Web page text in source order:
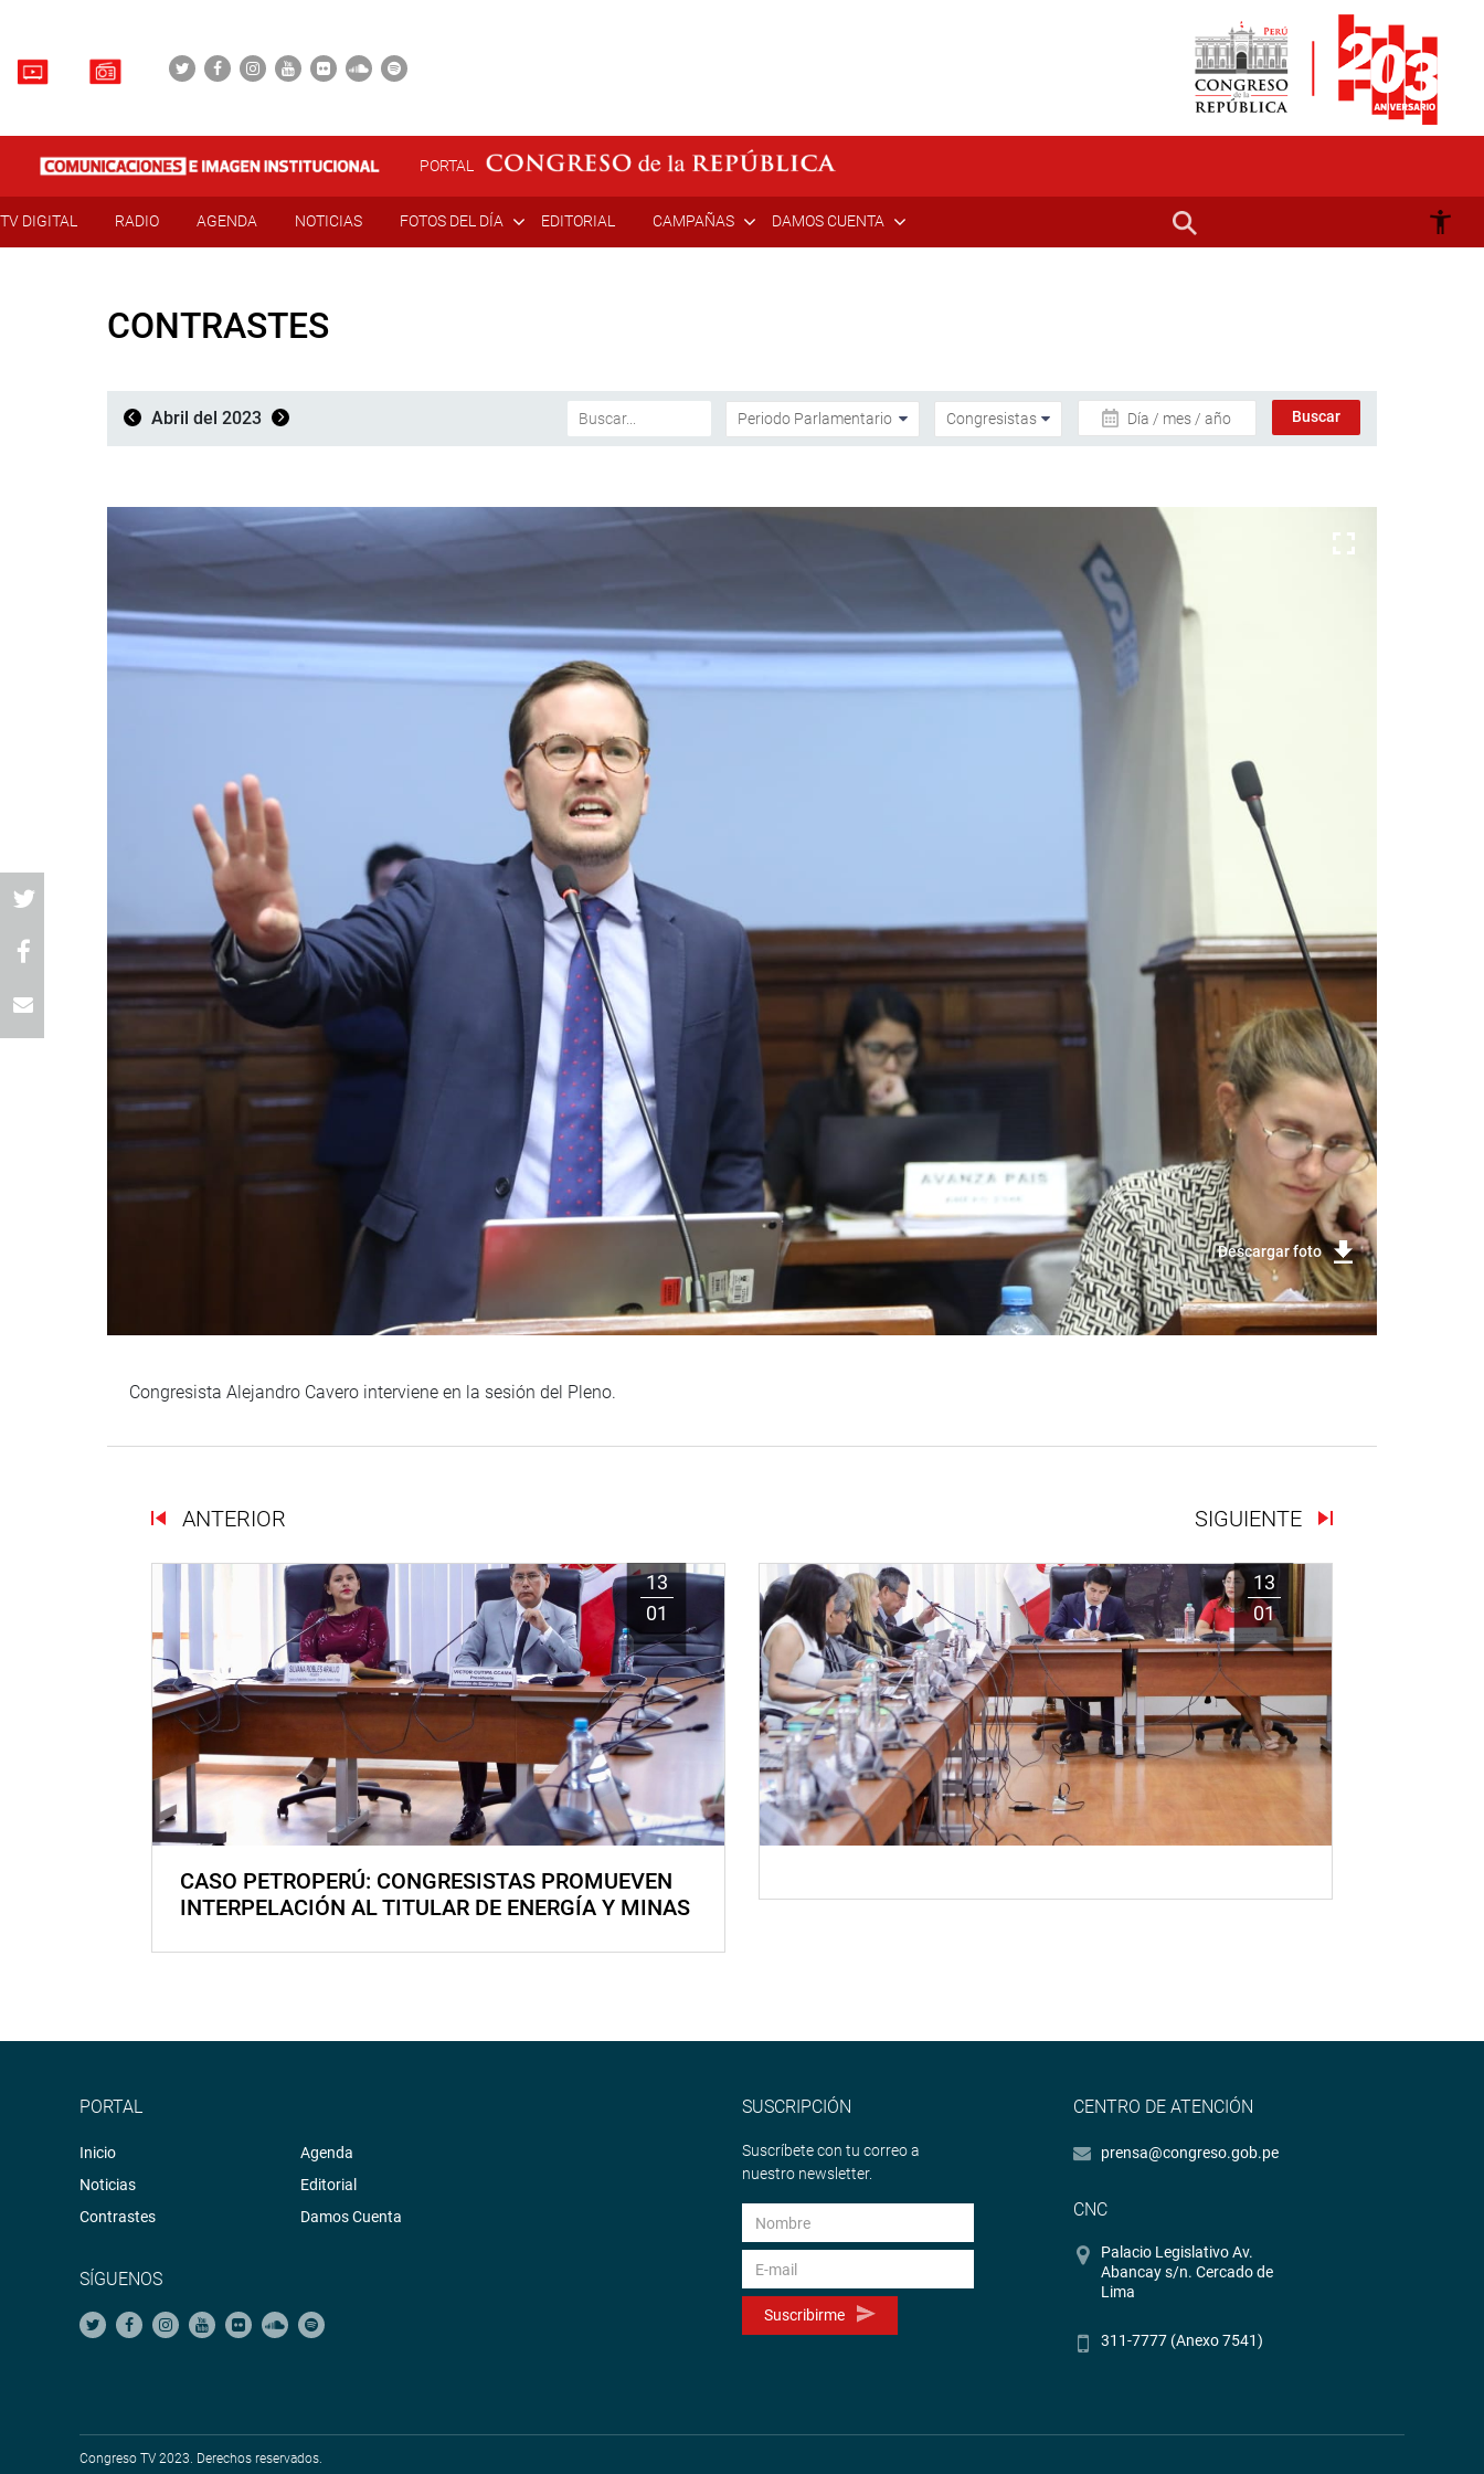
PORTAL
TV DIGITAL RADIO AGENDA NOTICIAS FOTOS DEL DÍA EDITORIAL CAMPAÑAS DAMOS CUENTA
CONTRASTES
Abril del 2023 Día / mes / año
Descargar foto
Congresista Alejandro Cavero interviene en la sesión del Pleno.
ANTERIOR SIGUIENTE
13
01
CASO PETROPERÚ: CONGRESISTAS PROMUEVEN
INTERPELACIÓN AL TITULAR DE ENERGÍA Y MINAS
13
01
PORTAL
Inicio
Noticias
Contrastes
Agenda
Editorial
Damos Cuenta
SÍGUENOS
SUSCRIPCIÓN
Suscríbete con tu correo a
nuestro newsletter.
Suscribirme
CENTRO DE ATENCIÓN
prensa@congreso.gob.pe
CNC
Palacio Legislativo Av.
Abancay s/n. Cercado de
Lima
311-7777 (Anexo 7541)
Congreso TV 2023. Derechos reservados.